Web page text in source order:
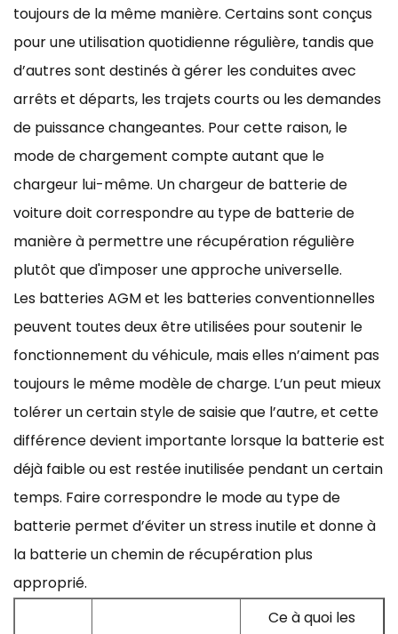
toujours de la même manière. Certains sont conçus
pour une utilisation quotidienne régulière, tandis que
d’autres sont destinés à gérer les conduites avec
arrêts et départs, les trajets courts ou les demandes
de puissance changeantes. Pour cette raison, le
mode de chargement compte autant que le
chargeur lui-même. Un chargeur de batterie de
voiture doit correspondre au type de batterie de
manière à permettre une récupération régulière
plutôt que d'imposer une approche universelle.
Les batteries AGM et les batteries conventionnelles
peuvent toutes deux être utilisées pour soutenir le
fonctionnement du véhicule, mais elles n’aiment pas
toujours le même modèle de charge. L’un peut mieux
tolérer un certain style de saisie que l’autre, et cette
différence devient importante lorsque la batterie est
déjà faible ou est restée inutilisée pendant un certain
temps. Faire correspondre le mode au type de
batterie permet d’éviter un stress inutile et donne à
la batterie un chemin de récupération plus
approprié.
Ce à quoi les